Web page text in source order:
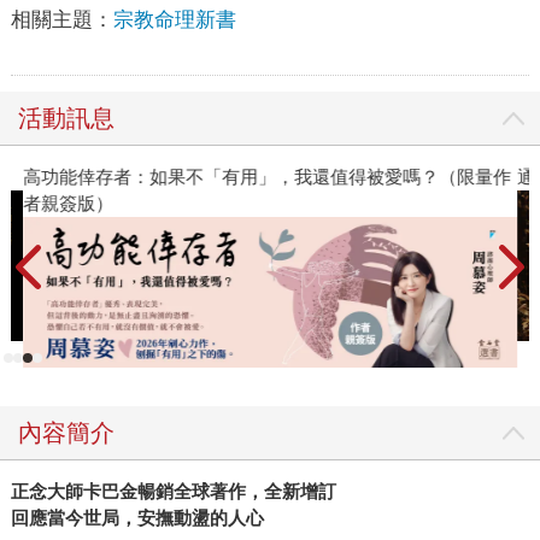
相關主題： 宗教命理新書
活動訊息
高功能倖存者：如果不「有用」，我還值得被愛嗎？（限量作
者親簽版）
通
內容簡介
正念大師卡巴金暢銷全球著作，全新增訂
回應當今世局，安撫動盪的人心